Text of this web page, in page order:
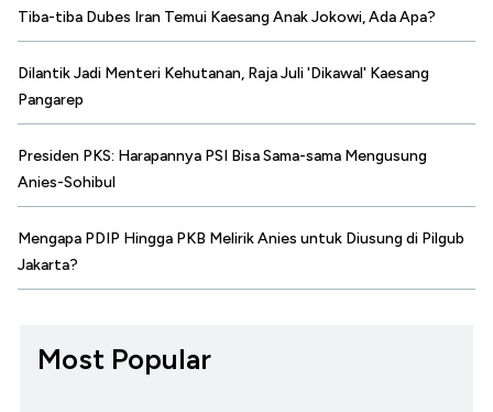
Tiba-tiba Dubes Iran Temui Kaesang Anak Jokowi, Ada Apa?
Dilantik Jadi Menteri Kehutanan, Raja Juli 'Dikawal' Kaesang
Pangarep
Presiden PKS: Harapannya PSI Bisa Sama-sama Mengusung
Anies-Sohibul
Mengapa PDIP Hingga PKB Melirik Anies untuk Diusung di Pilgub
Jakarta?
Most Popular